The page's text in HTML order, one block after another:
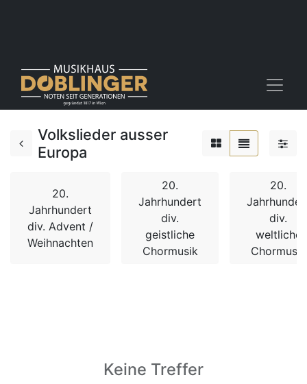
Volkslieder ausser
Europa
20.
Jahrhundert
div. Advent /
Weihnachten
20.
Jahrhundert
div.
geistliche
Chormusik
20.
div.
weltliche
Chormusik
Keine Treffer